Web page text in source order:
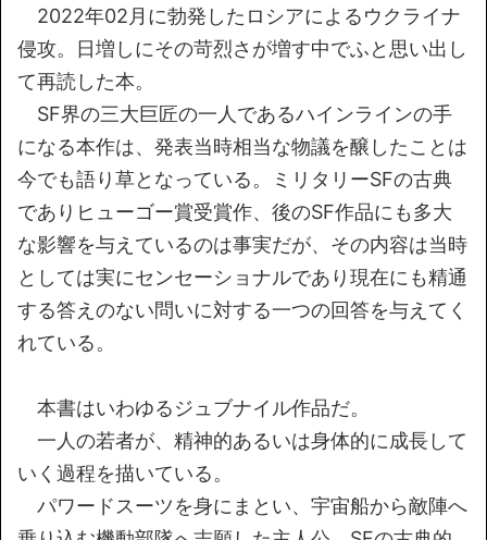
2022年02月に勃発したロシアによるウクライナ
侵攻。日増しにその苛烈さが増す中でふと思い出し
て再読した本。
SF界の三大巨匠の一人であるハインラインの手
になる本作は、発表当時相当な物議を醸したことは
今でも語り草となっている。ミリタリーSFの古典
でありヒューゴー賞受賞作、後のSF作品にも多大
な影響を与えているのは事実だが、その内容は当時
としては実にセンセーショナルであり現在にも精通
する答えのない問いに対する一つの回答を与えてく
れている。
本書はいわゆるジュブナイル作品だ。
一人の若者が、精神的あるいは身体的に成長して
いく過程を描いている。
パワードスーツを身にまとい、宇宙船から敵陣へ